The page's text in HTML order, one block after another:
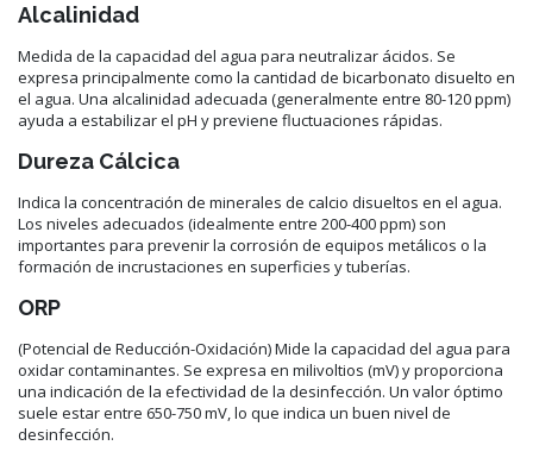
Alcalinidad
Medida de la capacidad del agua para neutralizar ácidos. Se
expresa principalmente como la cantidad de bicarbonato disuelto en
el agua. Una alcalinidad adecuada (generalmente entre 80-120 ppm)
ayuda a estabilizar el pH y previene fluctuaciones rápidas.
Dureza Cálcica
Indica la concentración de minerales de calcio disueltos en el agua.
Los niveles adecuados (idealmente entre 200-400 ppm) son
importantes para prevenir la corrosión de equipos metálicos o la
formación de incrustaciones en superficies y tuberías.
ORP
(Potencial de Reducción-Oxidación) Mide la capacidad del agua para
oxidar contaminantes. Se expresa en milivoltios (mV) y proporciona
una indicación de la efectividad de la desinfección. Un valor óptimo
suele estar entre 650-750 mV, lo que indica un buen nivel de
desinfección.